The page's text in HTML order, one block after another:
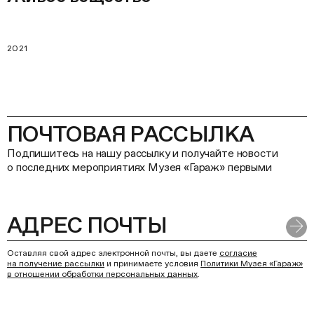
2021
ПОЧТОВАЯ РАССЫЛКА
Подпишитесь на нашу рассылку и получайте новости
о последних мероприятиях Музея «Гараж» первыми
Оставляя свой адрес электронной почты, вы даете согласие
на получение рассылки и принимаете условия Политики Музея «Гараж»
в отношении обработки персональных данных.